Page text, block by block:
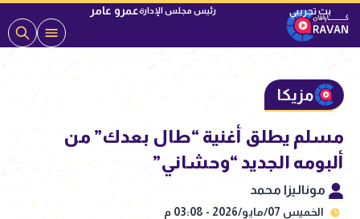
رئيس مجلس الإدارةعمرو عامر
مزيكا
مسلم يطلق أغنية “طال بعدك” من
ألبومه الجديد “وحشاني”
موناليزا محمد
الخميس 07/مايو/2026 - 03:08 م